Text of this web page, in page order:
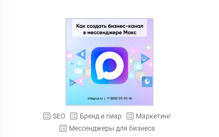
SEO Бренд и пиар
Маркетинг
Мессенджеры для бизнеса